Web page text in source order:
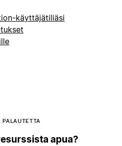
käyttäjätiliäsi
PALAUTETTA
apua?